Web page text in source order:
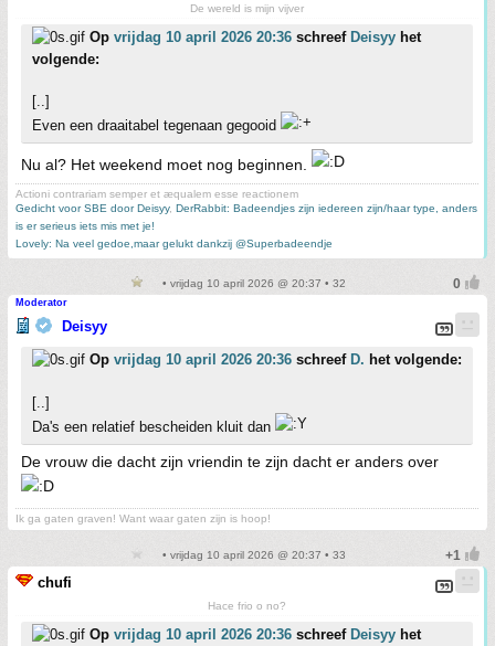
De wereld is mijn vijver
Op vrijdag 10 april 2026 20:36 schreef Deisyy het
volgende:
[..]
Even een draaitabel tegenaan gegooid
Nu al? Het weekend moet nog beginnen.
Actioni contrariam semper et æqualem esse reactionem
Gedicht voor SBE door Deisyy, DerRabbit: Badeendjes zijn iedereen zijn/haar type, anders
is er serieus iets mis met je!
Lovely: Na veel gedoe,maar gelukt dankzij @Superbadeendje
• vrijdag 10 april 2026 @ 20:37 • 32
Moderator
Deisyy
Op vrijdag 10 april 2026 20:36 schreef D. het volgende:
[..]
Da's een relatief bescheiden kluit dan
De vrouw die dacht zijn vriendin te zijn dacht er anders over
Ik ga gaten graven! Want waar gaten zijn is hoop!
• vrijdag 10 april 2026 @ 20:37 • 33
chufi
Hace frio o no?
Op vrijdag 10 april 2026 20:36 schreef Deisyy het